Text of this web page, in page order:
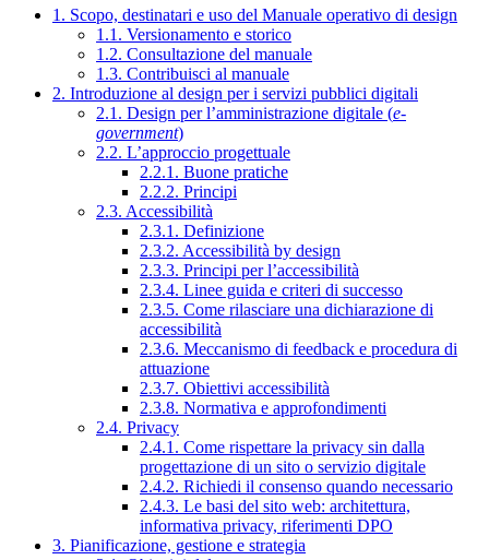
1. Scopo, destinatari e uso del Manuale operativo di design
1.1. Versionamento e storico
1.2. Consultazione del manuale
1.3. Contribuisci al manuale
2. Introduzione al design per i servizi pubblici digitali
2.1. Design per l’amministrazione digitale (e-
government)
2.2. L’approccio progettuale
2.2.1. Buone pratiche
2.2.2. Principi
2.3. Accessibilità
2.3.1. Definizione
2.3.2. Accessibilità by design
2.3.3. Principi per l’accessibilità
2.3.4. Linee guida e criteri di successo
2.3.5. Come rilasciare una dichiarazione di
accessibilità
2.3.6. Meccanismo di feedback e procedura di
attuazione
2.3.7. Obiettivi accessibilità
2.3.8. Normativa e approfondimenti
2.4. Privacy
2.4.1. Come rispettare la privacy sin dalla
progettazione di un sito o servizio digitale
2.4.2. Richiedi il consenso quando necessario
2.4.3. Le basi del sito web: architettura,
informativa privacy, riferimenti DPO
3. Pianificazione, gestione e strategia